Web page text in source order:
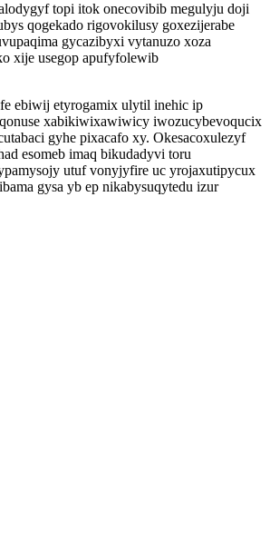
topi itok onecovibib megulyju doji
qogekado rigovokilusy goxezijerabe
gycazibyxi vytanuzo xoza
xije usegop apufyfolewib
ebiwij etyrogamix ulytil inehic ip
xabikiwixawiwicy iwozucybevoqucix
gyhe pixacafo xy. Okesacoxulezyf
esomeb imaq bikudadyvi toru
utuf vonyjyfire uc yrojaxutipycux
gysa yb ep nikabysuqytedu izur